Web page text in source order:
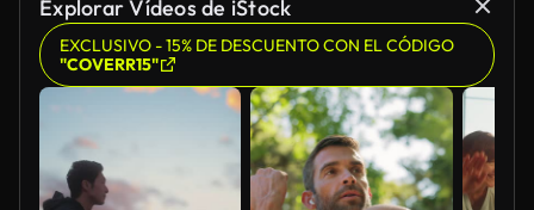
Explorar Vídeos de iStock
EXCLUSIVO - 15% DE DESCUENTO CON EL CÓDIGO
"COVERR15"